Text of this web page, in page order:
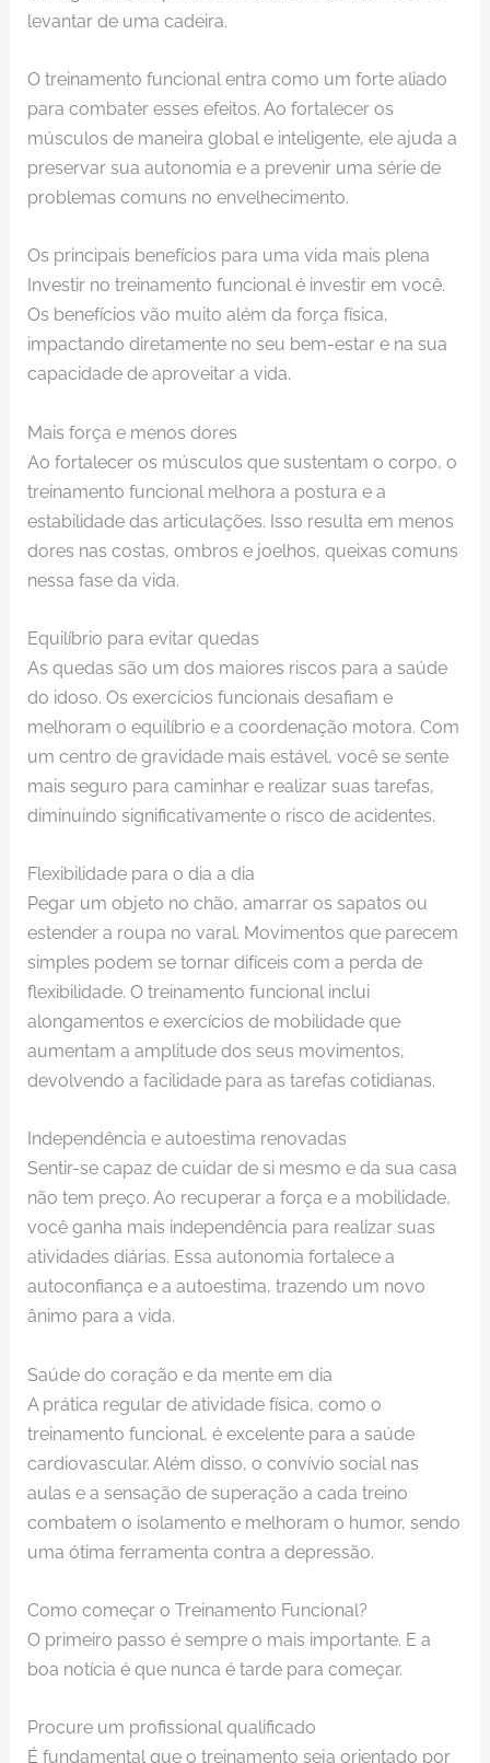
levantar de uma cadeira.
O treinamento funcional entra como um forte aliado
para combater esses efeitos. Ao fortalecer os
músculos de maneira global e inteligente, ele ajuda a
preservar sua autonomia e a prevenir uma série de
problemas comuns no envelhecimento.
Os principais benefícios para uma vida mais plena
Investir no treinamento funcional é investir em você.
Os benefícios vão muito além da força física,
impactando diretamente no seu bem-estar e na sua
capacidade de aproveitar a vida.
Mais força e menos dores
Ao fortalecer os músculos que sustentam o corpo, o
treinamento funcional melhora a postura e a
estabilidade das articulações. Isso resulta em menos
dores nas costas, ombros e joelhos, queixas comuns
nessa fase da vida.
Equilíbrio para evitar quedas
As quedas são um dos maiores riscos para a saúde
do idoso. Os exercícios funcionais desafiam e
melhoram o equilíbrio e a coordenação motora. Com
um centro de gravidade mais estável, você se sente
mais seguro para caminhar e realizar suas tarefas,
diminuindo significativamente o risco de acidentes.
Flexibilidade para o dia a dia
Pegar um objeto no chão, amarrar os sapatos ou
estender a roupa no varal. Movimentos que parecem
simples podem se tornar difíceis com a perda de
flexibilidade. O treinamento funcional inclui
alongamentos e exercícios de mobilidade que
aumentam a amplitude dos seus movimentos,
devolvendo a facilidade para as tarefas cotidianas.
Independência e autoestima renovadas
Sentir-se capaz de cuidar de si mesmo e da sua casa
não tem preço. Ao recuperar a força e a mobilidade,
você ganha mais independência para realizar suas
atividades diárias. Essa autonomia fortalece a
autoconfiança e a autoestima, trazendo um novo
ânimo para a vida.
Saúde do coração e da mente em dia
A prática regular de atividade física, como o
treinamento funcional, é excelente para a saúde
cardiovascular. Além disso, o convívio social nas
aulas e a sensação de superação a cada treino
combatem o isolamento e melhoram o humor, sendo
uma ótima ferramenta contra a depressão.
Como começar o Treinamento Funcional?
O primeiro passo é sempre o mais importante. E a
boa notícia é que nunca é tarde para começar.
Procure um profissional qualificado
É fundamental que o treinamento seja orientado por